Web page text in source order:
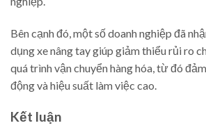
Bên cạnh đó, một số doanh nghiệp đã
dụng xe nâng tay giúp giảm thiểu rủi ro
quá trình vận chuyển hàng hóa, từ đó
động và hiệu suất làm việc cao.
Kết luận